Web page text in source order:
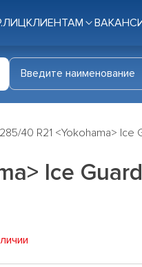
КЛИЕНТАМ
40 R21 <Yokohama> Ice
Ice